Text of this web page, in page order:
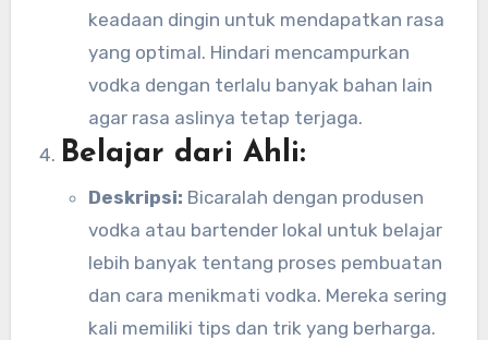
keadaan dingin untuk mendapatkan rasa
yang optimal. Hindari mencampurkan
vodka dengan terlalu banyak bahan lain
agar rasa aslinya tetap terjaga.
Belajar dari Ahli:
Deskripsi: Bicaralah dengan produsen
vodka atau bartender lokal untuk belajar
lebih banyak tentang proses pembuatan
dan cara menikmati vodka. Mereka sering
kali memiliki tips dan trik yang berharga.